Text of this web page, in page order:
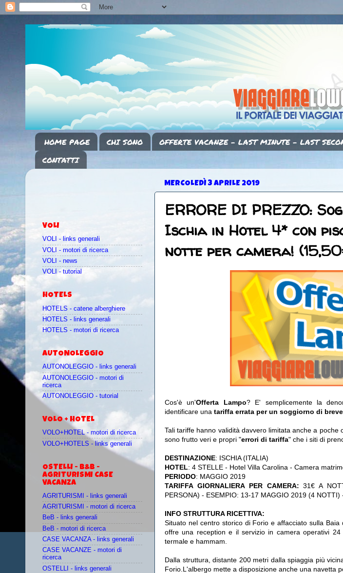
HOME PAGE CHI SONO OFFERTE VACANZE - LAST MINUTE - LAST
CONTATTI
MERCOLEDÌ 3 APRILE 2019
ERRORE DI PREZZO:
Ischia in Hotel 4* con
notte per camera!
Cos'è un'Offerta Lampo? E' semplicemente la
identificare una tariffa errata per un soggiorno di
Tali tariffe hanno validità davvero limitata anche a
sono frutto veri e propri "errori di tariffa" che i siti di
DESTINAZIONE: ISCHIA (ITALIA)
HOTEL: 4 STELLE - Hotel Villa Carolina - Camera
PERIODO: MAGGIO 2019
TARIFFA GIORNALIERA PER CAMERA: 31€ A
PERSONA) - ESEMPIO: 13-17 MAGGIO 2019 (4 NOTTI)
INFO STRUTTURA RICETTIVA:
Situato nel centro storico di Forio e affacciato sulla
offre una reception e il servizio in camera operativi
termale e hammam.
Dalla struttura, distante 200 metri dalla spiaggia più
Forio.L'albergo mette a disposizione anche una navetta
VOLI
VOLI - links generali
VOLI - motori di ricerca
VOLI - news
VOLI - tutorial
HOTELS
HOTELS - catene alberghiere
HOTELS - links generali
HOTELS - motori di ricerca
AUTONOLEGGIO
AUTONOLEGGIO - links generali
AUTONOLEGGIO - motori di
ricerca
AUTONOLEGGIO - tutorial
VOLO + HOTEL
VOLO+HOTEL - motori di ricerca
VOLO+HOTELS - links generali
OSTELLI - B&B -
AGRITURISMI CASE
VACANZA
AGRITURISMI - links generali
AGRITURISMI - motori di ricerca
BeB - links generali
BeB - motori di ricerca
CASE VACANZA - links generali
CASE VACANZE - motori di
ricerca
OSTELLI - links generali